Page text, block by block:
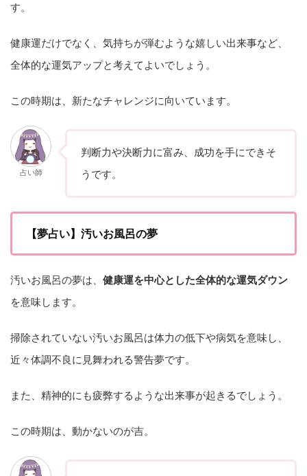
す。
健康運だけでなく、気持ちが弾むような嬉しい出来事など、
全体的な運気アップと考えてよいでしょう。
この時期は、新たなチャレンジに向いています。
占い師
判断力や決断力に富み、成功を手にできそ
うです。
【夢占い】汚いお風呂の夢
汚いお風呂の夢は、 健康運を中心とした全体的な運気ダウン
を意味します。
掃除されていない汚いお風呂は体力の低下や病気を意味し、
近々体調不良に見舞われる警告夢です。
また、精神的にも疲弊するような出来事が起きるでしょう。
この時期は、動かないのが吉。